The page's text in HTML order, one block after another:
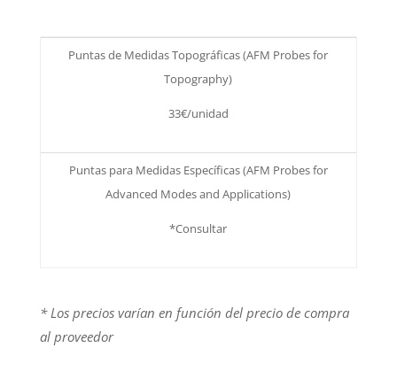
Puntas de Medidas Topográficas (AFM Probes for
Topography)
33€/unidad
Puntas para Medidas Específicas (AFM Probes for
Advanced Modes and Applications)
*Consultar
* Los precios varían en función del precio de compra
al proveedor